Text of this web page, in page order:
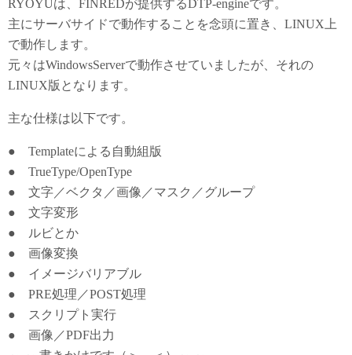
RYOYUは、FINREDが提供するDTP-engineです。
主にサーバサイドで動作することを念頭に置き、LINUX上
で動作します。
元々はWindowsServerで動作させていましたが、それの
LINUX版となります。
主な仕様は以下です。
● Templateによる自動組版
● TrueType/OpenType
● 文字／ベクタ／画像／マスク／グループ
● 文字変形
● ルビとか
● 画像変換
● イメージバリアブル
● PRE処理／POST処理
● スクリプト実行
● 画像／PDF出力